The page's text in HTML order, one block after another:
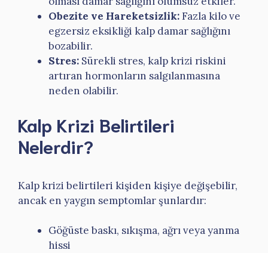
Obezite ve Hareketsizlik:Fazla kilo ve
egzersiz eksikliği kalp damar sağlığını
bozabilir.
Stres: Sürekli stres, kalp krizi riskini
artıran hormonların salgılanmasına
neden olabilir.
Kalp Krizi Belirtileri
Nelerdir?
Kalp krizi belirtileri kişiden kişiye değişebilir,
ancak en yaygın semptomlar şunlardır:
Göğüste baskı, sıkışma, ağrı veya yanma
hissi